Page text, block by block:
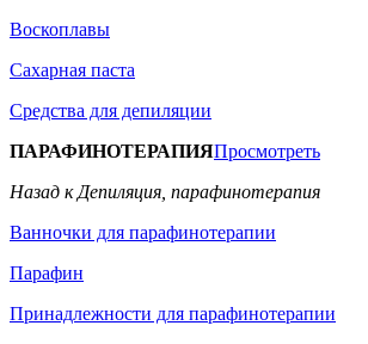
Воскоплавы
Сахарная паста
Средства для депиляции
ПАРАФИНОТЕРАПИЯПросмотреть
Назад к Депиляция, парафинотерапия
Ванночки для парафинотерапии
Парафин
Принадлежности для парафинотерапии